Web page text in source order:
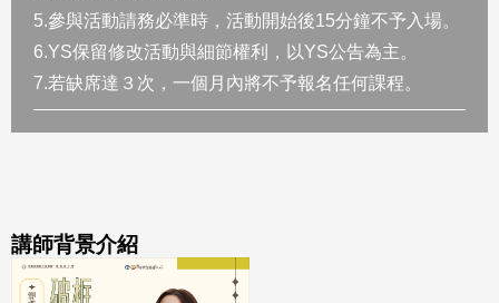
5.參與活動請務必準時，活動開始後15分鐘不予入場。
6.YS保留修改活動與細節權利，以YS公告為主。
7.若缺席達３次，一個月內將不予報名任何課程。
講師背景介紹